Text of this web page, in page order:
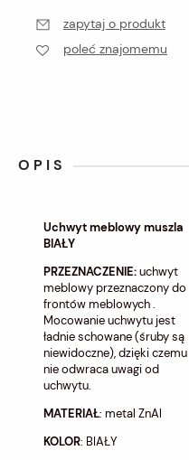
zapytaj o produkt
poleć znajomemu
OPIS
Uchwyt meblowy muszla
BIAŁY
PRZEZNACZENIE:uchwyt
meblowy przeznaczony do
frontów meblowych .
Mocowanie uchwytu jest
ładnie schowane (śruby są
niewidoczne), dzięki czemu
nie odwraca uwagi od
uchwytu.
MATERIAŁ: metal ZnAl
KOLOR: BIAŁY